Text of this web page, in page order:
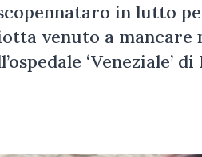
in lutto
venuto a mancare
‘Veneziale’